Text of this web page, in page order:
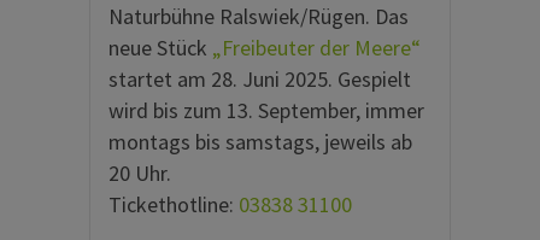
Naturbühne Ralswiek/Rügen. Das
neue Stück „Freibeuter der Meere“
startet am 28. Juni 2025. Gespielt
wird bis zum 13. September, immer
montags bis samstags, jeweils ab
20 Uhr.
Tickethotline: 03838 31100